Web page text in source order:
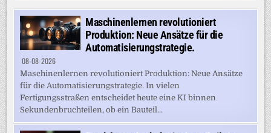
Maschinenlernen revolutioniert
Produktion: Neue Ansätze für die
Automatisierungstrategie.
08-08-2026
Maschinenlernen revolutioniert Produktion: Neue Ansätze
für die Automatisierungstrategie. In vielen
Fertigungsstraßen entscheidet heute eine KI binnen
Sekundenbruchteilen, ob ein Bauteil...